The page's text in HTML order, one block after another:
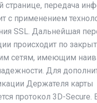
странице, передача
с применением
SSL. Дальнейшая
происходит по
сетям, имеющим
Для
Держателя карты
протокол 3D-Secure.